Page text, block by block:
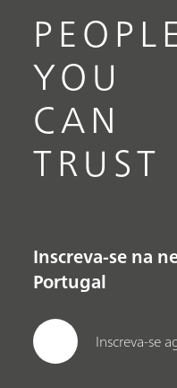
YOU
CAN
TRUST
Inscreva-se na
Portugal
Inscreva-se